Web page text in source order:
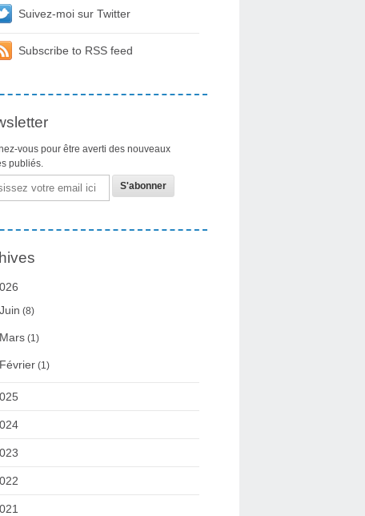
Suivez-moi sur Twitter
Subscribe to RSS feed
vous pour être averti des nouveaux
publiés.
Juin (8)
Mars (1)
Février (1)